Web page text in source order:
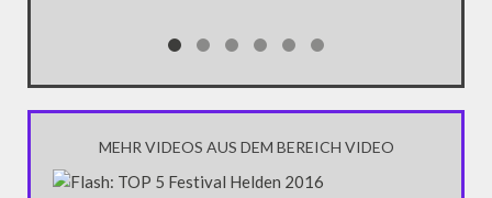
MEHR VIDEOS AUS DEM BEREICH VIDEO